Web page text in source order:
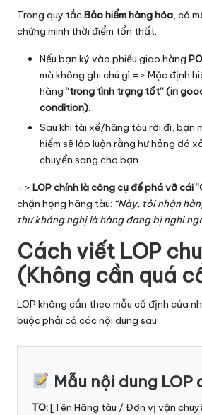
Trong quy tắcBảo hiểm hàng hóa , có
chứng minh thời điểm tổn thất.
Nếu bạn ký vào phiếu giao hàng
mà không ghi chú gì => Mặc định
hàng“trong tình trạng tốt” (in
condition)
Sau khi tài xế/hãng tàu rời đi, bạn
hiểm sẽ lập luận rằng hư hỏng đó
chuyển sang cho bạn.
=> LOP chính là công cụ để phá vỡ cái
chặn họng hãng tàu: “Này, tôi nhận
thư kháng nghị là hàng đang bị nghi
Cách viết LOP
(Không cần quá
LOP không cần theo mẫu cố định của
buộc phải có các nội dung sau:
Mẫu nội dung LOP
TO:[Tên Hãng tàu / Đơn vị vận